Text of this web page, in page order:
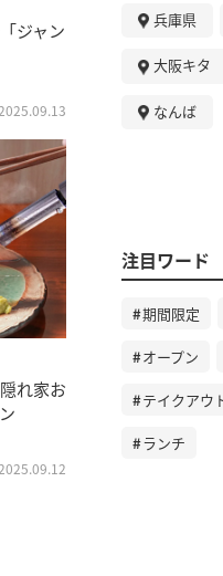
ジャン
れ家お
兵庫県
大阪キタ
なんば
注目ワード
期間限定
オープン
テイクアウ
ランチ